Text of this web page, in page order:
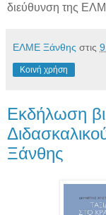
διεύθυνση της
ΕΛΜΕ Ξάνθης στις
Κοινή χρήση
Εκδήλωση
Ξάνθης